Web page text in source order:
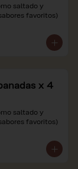
saltado y
favoritos)
expresados en
de ley y
x 4
saltado y
favoritos)
expresados en
de ley y